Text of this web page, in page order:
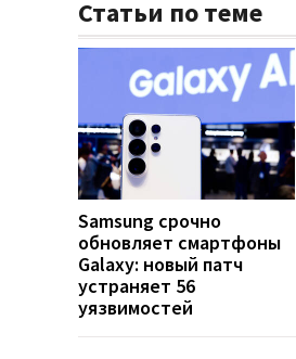
Статьи по теме
Samsung срочно
обновляет смартфоны
Galaxy: новый патч
устраняет 56
уязвимостей